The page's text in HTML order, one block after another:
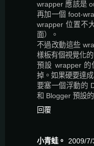
wrapper 應該是
再加一個 foot-
wrapper 位置不
面）。
不過改動這些
樣板有個視覺化
預設 wrapper
掉。如果硬要達
要塞一個浮動的
和 Blogger 預設
回覆
小青蛙。
2009/7/